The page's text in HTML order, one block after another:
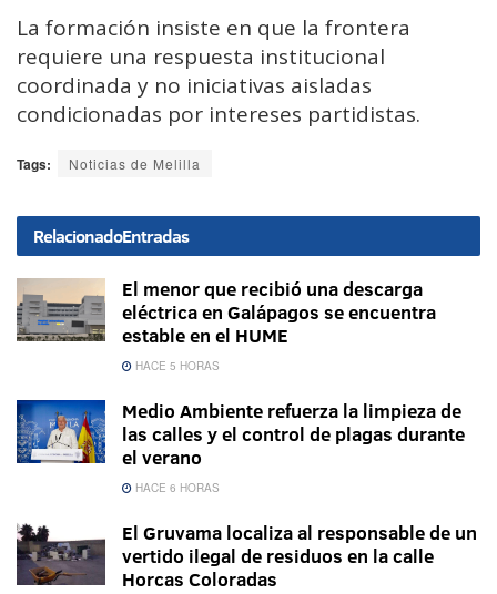
La formación insiste en que la frontera
requiere una respuesta institucional
coordinada y no iniciativas aisladas
condicionadas por intereses partidistas.
Tags: Noticias de Melilla
RelacionadoEntradas
El menor que recibió una descarga
eléctrica en Galápagos se encuentra
estable en el HUME
HACE 5 HORAS
Medio Ambiente refuerza la limpieza de
las calles y el control de plagas durante
el verano
HACE 6 HORAS
El Gruvama localiza al responsable de un
vertido ilegal de residuos en la calle
Horcas Coloradas